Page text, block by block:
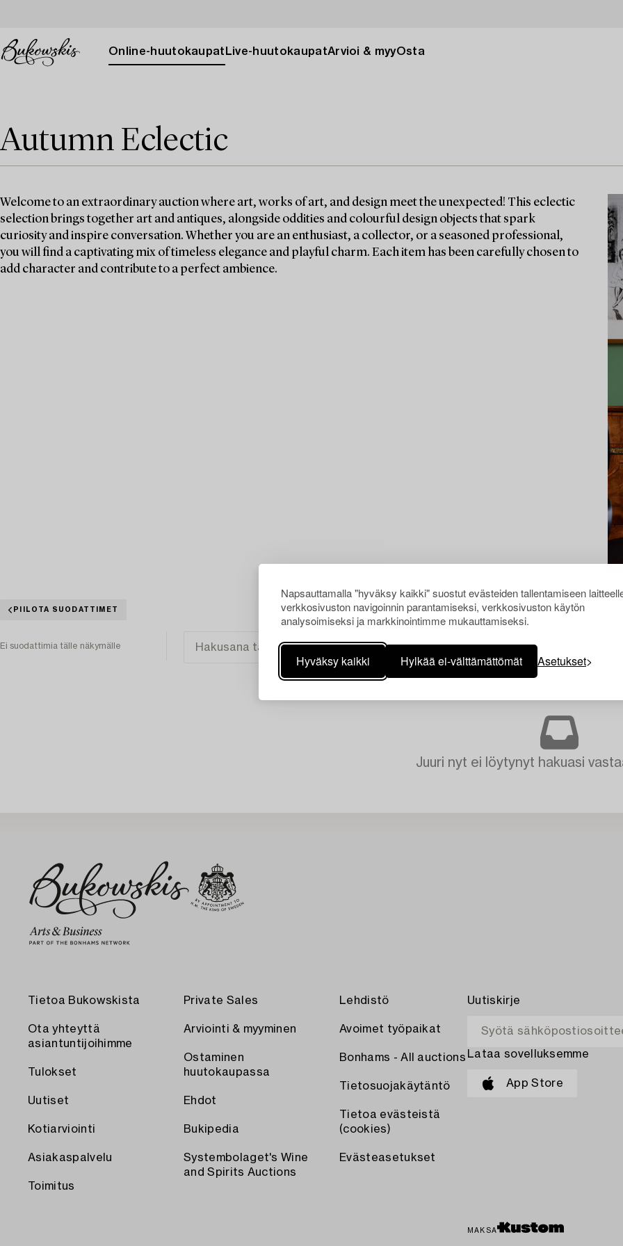
Napsauttamalla "hyväksy kaikki" suostut evästeiden tallentamiseen
verkkosivuston navigoinnin parantamiseksi, verkkosivuston käytön
analysoimiseksi ja markkinointimme mukauttamiseksi.
Hyväksy kaikki Hylkää ei-välttämättömät Asetukset
Online-huutokaupat Live-huutokaupatArvioi & myyOsta
Autumn Eclectic
Welcome to an extraordinary auction where art, works of art, and design meet the unexpected! This eclectic
selection brings together art and antiques, alongside oddities and colourful design objects that spark
curiosity and inspire conversation. Whether you are an enthusiast, a collector, or a seasoned professional,
you will find a captivating mix of timeless elegance and playful charm. Each item has been carefully chosen to
add character and contribute to a perfect ambience.
PIILOTA SUODATTIMET
Ei suodattimia tälle näkymälle
Juuri nyt ei löytynyt hakuasi
Tietoa Bukowskista
Ota yhteyttä
asiantuntijoihimme
Tulokset
Uutiset
Kotiarviointi
Asiakaspalvelu
Toimitus
Private Sales
Arviointi & myyminen
Ostaminen
huutokaupassa
Ehdot
Bukipedia
Systembolaget's Wine
and Spirits Auctions
Lehdistö
Avoimet työpaikat
Bonhams - All auctions
Tietosuojakäytäntö
Tietoa evästeistä
(cookies)
Evästeasetukset
Uutiskirje
Lataa sovelluksemme
App Store
MAKSA